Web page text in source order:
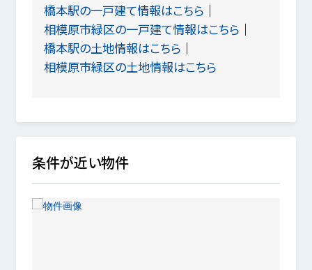
橋本駅の一戸建て情報はこちら
相模原市緑区の一戸建て情報はこちら
橋本駅の土地情報はこちら
相模原市緑区の土地情報はこちら
条件が近い物件